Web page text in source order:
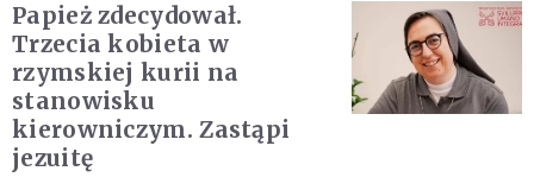
Papież zdecydował.
Trzecia kobieta w
rzymskiej kurii na
stanowisku
kierowniczym. Zastąpi
jezuitę